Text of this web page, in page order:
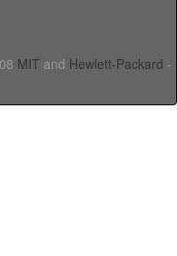
MIT and Hewlett-Packard -